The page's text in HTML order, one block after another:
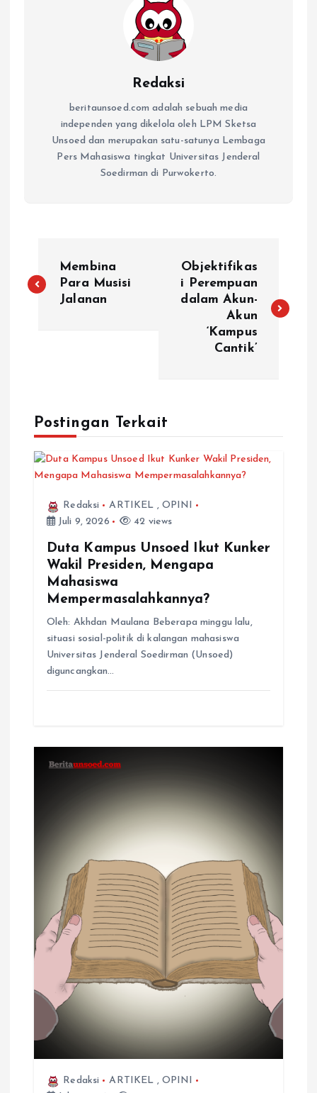
Redaksi
beritaunsoed.com adalah sebuah media
independen yang dikelola oleh LPM Sketsa
Unsoed dan merupakan satu-satunya Lembaga
Pers Mahasiswa tingkat Universitas Jenderal
Soedirman di Purwokerto.
Membina
Para Musisi
Jalanan
Objektifikas
i Perempuan
dalam Akun-
Akun
‘Kampus
Cantik’
Postingan Terkait
Redaksi ARTIKEL , OPINI
Juli 9, 2026
42 views
Duta Kampus Unsoed Ikut Kunker
Wakil Presiden, Mengapa
Mahasiswa
Mempermasalahkannya?
Oleh: Akhdan Maulana Beberapa minggu lalu,
situasi sosial-politik di kalangan mahasiswa
Universitas Jenderal Soedirman (Unsoed)
diguncangkan…
Redaksi ARTIKEL , OPINI